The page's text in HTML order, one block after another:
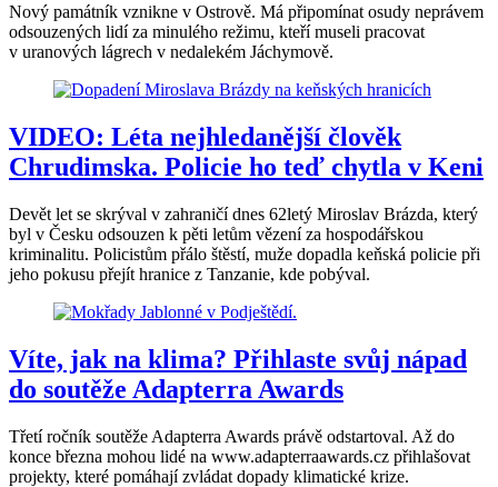
Nový památník vznikne v Ostrově. Má připomínat osudy neprávem
odsouzených lidí za minulého režimu, kteří museli pracovat
v uranových lágrech v nedalekém Jáchymově.
VIDEO: Léta nejhledanější člověk
Chrudimska. Policie ho teď chytla v Keni
Devět let se skrýval v zahraničí dnes 62letý Miroslav Brázda, který
byl v Česku odsouzen k pěti letům vězení za hospodářskou
kriminalitu. Policistům přálo štěstí, muže dopadla keňská policie při
jeho pokusu přejít hranice z Tanzanie, kde pobýval.
Víte, jak na klima? Přihlaste svůj nápad
do soutěže Adapterra Awards
Třetí ročník soutěže Adapterra Awards právě odstartoval. Až do
konce března mohou lidé na www.adapterraawards.cz přihlašovat
projekty, které pomáhají zvládat dopady klimatické krize.